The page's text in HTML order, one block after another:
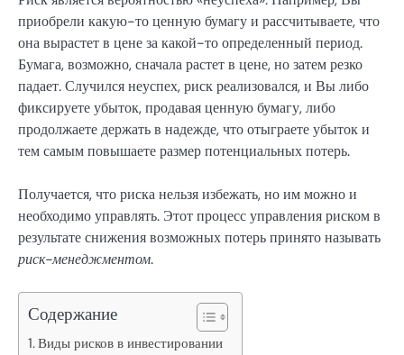
приобрели какую-то ценную бумагу и рассчитываете, что
она вырастет в цене за какой-то определенный период.
Бумага, возможно, сначала растет в цене, но затем резко
падает. Случился неуспех, риск реализовался, и Вы либо
фиксируете убыток, продавая ценную бумагу, либо
продолжаете держать в надежде, что отыграете убыток и
тем самым повышаете размер потенциальных потерь.
Получается, что риска нельзя избежать, но им можно и
необходимо управлять. Этот процесс управления риском в
результате снижения возможных потерь принято называть
риск-менеджментом.
Содержание
Виды рисков в инвестировании